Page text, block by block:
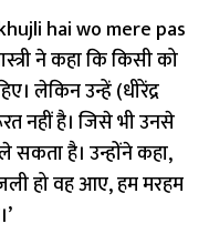
hai wo mere pas
ने कहा कि किसी को
लेकिन उन्हें (धीरेंद्र
नहीं है। जिसे भी उनसे
है। उन्होंने कहा,
हो वह आए, हम मरहम